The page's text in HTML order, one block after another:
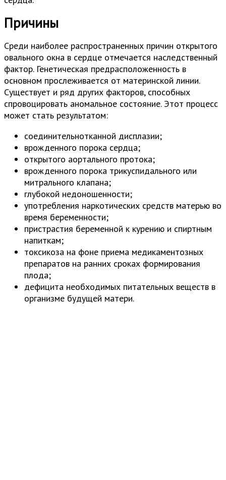
Причины
Среди наиболее распространенных причин открытого
овального окна в сердце отмечается наследственный
фактор. Генетическая предрасположенность в
основном прослеживается от материнской линии.
Существует и ряд других факторов, способных
спровоцировать аномальное состояние. Этот процесс
может стать результатом:
соединительнотканной дисплазии;
врожденного порока сердца;
открытого аортального протока;
врожденного порока трикуспидального или
митрального клапана;
глубокой недоношенности;
употребления наркотических средств матерью во
время беременности;
пристрастия беременной к курению и спиртным
напиткам;
токсикоза на фоне приема медикаментозных
препаратов на ранних сроках формирования
плода;
дефицита необходимых питательных веществ в
организме будущей матери.